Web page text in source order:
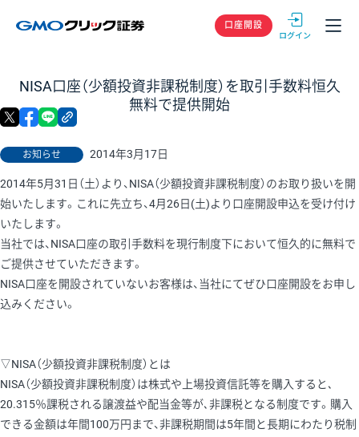
GMOクリック
口座開設
NISA口座（少額投資非課税制度）を取引手数料恒久
無料で提供開始
お知らせ 2014年3月17日
X facebook
2014年5月31日（土）より、NISA（少額投資非課税制度）のお取り扱いを開
始いたします。これに先立ち、4月26日(土)より口座開設申込を受け付け
いたします。
当社では、NISA口座の取引手数料を現行制度下において恒久的に無料で
ご提供させていただきます。
NISA口座を開設されていないお客様は、当社にてぜひ口座開設をお申し
込みください。
▽NISA（少額投資非課税制度）とは
NISA（少額投資非課税制度）は株式や上場投資信託等を購入すると､
20.315％課税される譲渡益や配当金等が､非課税となる制度です。購入
できる金額は年間100万円まで、非課税期間は5年間と長期にわたり税制